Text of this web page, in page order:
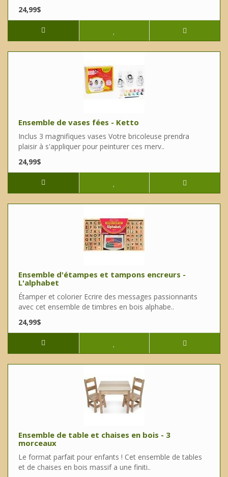
24,99$
Ensemble de vases fées - Ketto
Inclus 3 magnifiques vases Votre bricoleuse prendra
plaisir à s'appliquer pour peinturer ces merv..
24,99$
Ensemble d'étampes et tampons encreurs -
L'alphabet
Étamper et colorier Ecrire des messages passionnants
avec cet ensemble de timbres en bois alphabe..
24,99$
Ensemble de table et chaises en bois - 3
morceaux
Le format parfait pour enfants ! Cet ensemble de tables
et de chaises en bois massif a une finiti..